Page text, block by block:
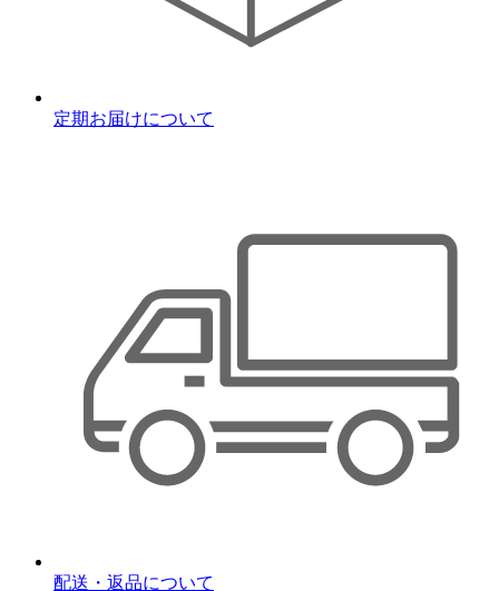
定期お届けについて
配送・返品について